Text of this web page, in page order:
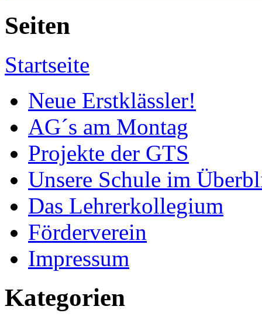
Seiten
Startseite
Neue Erstklässler!
AG´s am Montag
Projekte der GTS
Unsere Schule im
Das Lehrerkollegium
Förderverein
Impressum
Kategorien